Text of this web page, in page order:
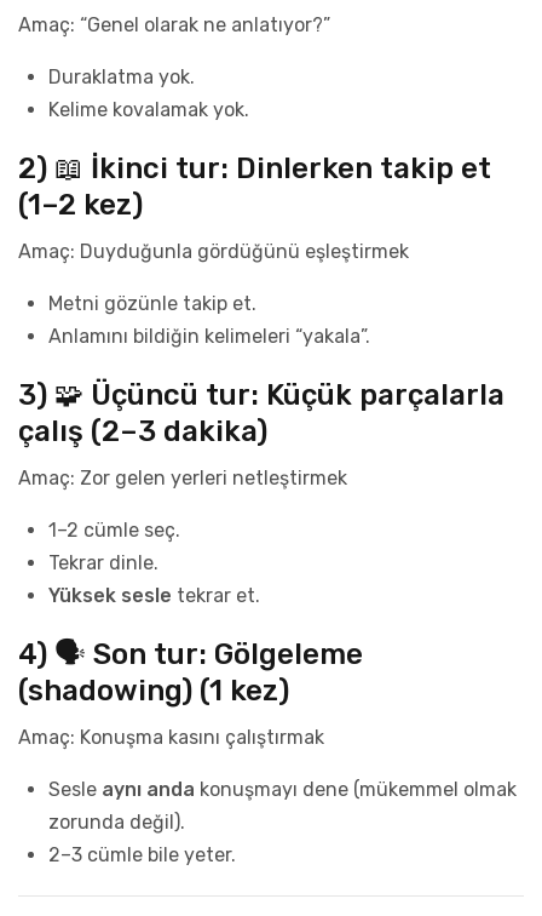
Amaç: “Genel olarak ne anlatıyor?”
Duraklatma yok.
Kelime kovalamak yok.
2) 📖 İkinci tur: Dinlerken takip et
(1–2 kez)
Amaç: Duyduğunla gördüğünü eşleştirmek
Metni gözünle takip et.
Anlamını bildiğin kelimeleri “yakala”.
3) 🧩 Üçüncü tur: Küçük parçalarla
çalış (2–3 dakika)
Amaç: Zor gelen yerleri netleştirmek
1–2 cümle seç.
Tekrar dinle.
Yüksek sesle tekrar et.
4) 🗣️ Son tur: Gölgeleme
(shadowing) (1 kez)
Amaç: Konuşma kasını çalıştırmak
Sesle aynı anda konuşmayı dene (mükemmel olmak
zorunda değil).
2–3 cümle bile yeter.